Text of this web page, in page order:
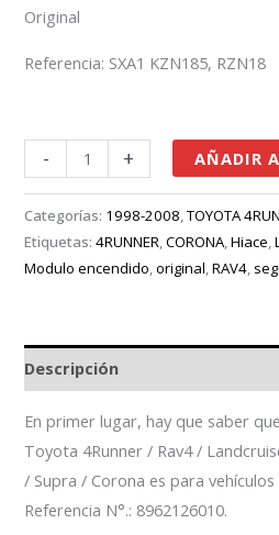
Original
Referencia: SXA1 KZN185, RZN18
- + AÑADIR
Categorías: 1998-2008,TOYOTA
Etiquetas:4RUNNER,CORONA,Hiace,
Modulo encendido,original,RAV4,
Descripción
En primer lugar, hay que saber
Toyota 4Runner / Rav4 /
/ Supra / Corona es para
Referencia N°.: 8962126010.